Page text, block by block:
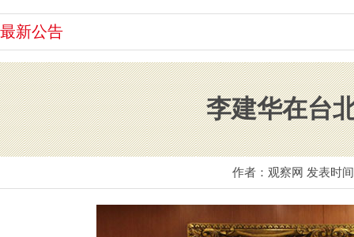
最新公告
李建华在台
作者：观察网 发表时